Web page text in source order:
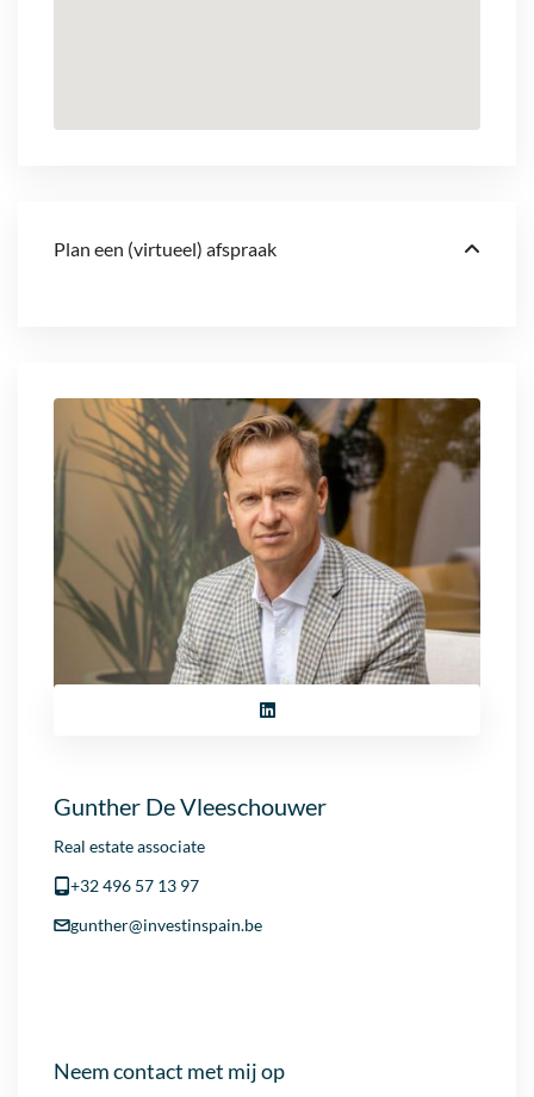
Plan een (virtueel) afspraak
Gunther De Vleeschouwer
Real estate associate
+32 496 57 13 97
gunther@investinspain.be
Neem contact met mij op